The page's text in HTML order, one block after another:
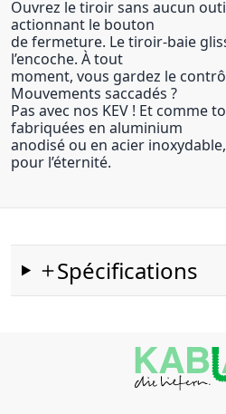
Ouvrez le tiroir sans aucun
actionnant le bouton
de fermeture. Le tiroir-baie
l’encoche. À tout
moment, vous gardez le
Mouvements saccadés ?
Pas avec nos KEV ! Et comme
fabriquées en aluminium
anodisé ou en acier
pour l’éternité.
Spécifications